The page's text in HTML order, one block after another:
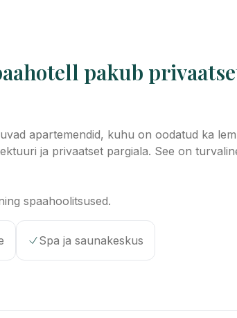
pakub
apartemendid, kuhu on oodatud ka
ja privaatset pargiala. See on
spaahoolitsused.
Spa ja saunakeskus